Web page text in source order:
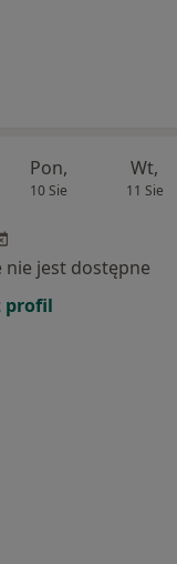
Pon,
10 Sie
Wt,
11 Sie
jest dostępne
profil